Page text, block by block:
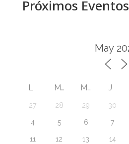
Próximos Eventos
L M M J
27 28 29 30
4 5 6 7
11 12 13 14